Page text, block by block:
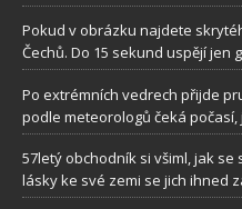
Pokud v obrázku najdete
Čechů. Do 15 sekund uspějí jen
Po extrémních vedrech přijde
podle meteorologů čeká
57letý obchodník si všiml, jak
lásky ke své zemi se jich ihned